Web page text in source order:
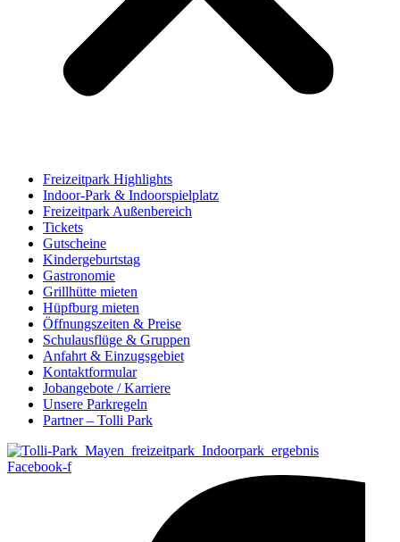
Freizeitpark Highlights
Indoor-Park & Indoorspielplatz
Freizeitpark Außenbereich
Tickets
Gutscheine
Kindergeburtstag
Gastronomie
Grillhütte mieten
Hüpfburg mieten
Öffnungszeiten & Preise
Schulausflüge & Gruppen
Anfahrt & Einzugsgebiet
Kontaktformular
Jobangebote / Karriere
Unsere Parkregeln
Partner – Tolli Park
Facebook-f